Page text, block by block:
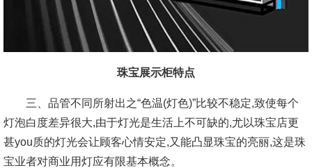
珠宝展示柜特点
三、品管不同所射出之“色温(灯色)”比较不稳定,致使每个
灯泡白度差异很大,由于灯光是生活上不可缺的,尤以珠宝店更
甚you质的灯光会让顾客心情安定,又能凸显珠宝的亮丽,这是珠
宝业者对商业用灯应有限基本概念。